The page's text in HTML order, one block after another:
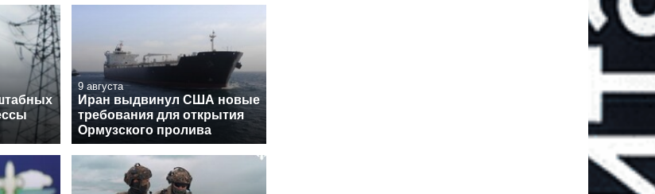
9 августа
Иран выдвинул США новые
требования для открытия
Ормузского пролива